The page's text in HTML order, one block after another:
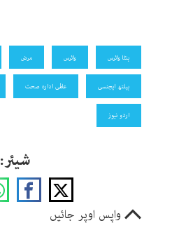
ہنٹا وائرس وائرس مرض
ہیلتھ ایجنسی عالمی ادارہ صحت
اردو نیوز
شیئر:
واپس اوپر جائیں